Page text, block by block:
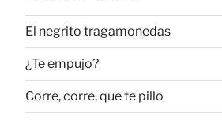
El negrito tragamonedas
¿Te empujo?
Corre, corre, que te pillo